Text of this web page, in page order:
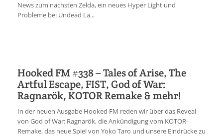
News zum nächsten Zelda, ein neues Hyper Light und
Probleme bei Undead La...
Hooked FM #338 – Tales of Arise, The
Artful Escape, FIST, God of War:
Ragnarök, KOTOR Remake & mehr!
In der neuen Ausgabe Hooked FM reden wir über das Reveal
von God of War: Ragnarök, die Ankündigung vom KOTOR-
Remake, das neue Spiel von Yoko Taro und unsere Eindrücke zu